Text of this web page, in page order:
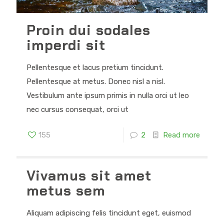
Proin dui sodales
imperdi sit
Pellentesque et lacus pretium tincidunt.
Pellentesque at metus. Donec nisl a nisl.
Vestibulum ante ipsum primis in nulla orci ut leo
nec cursus consequat, orci ut
155 2 Read more
Vivamus sit amet
metus sem
Aliquam adipiscing felis tincidunt eget, euismod